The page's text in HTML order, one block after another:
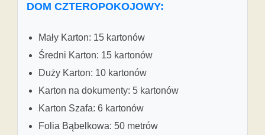
DOM CZTEROPOKOJOWY:
Mały Karton: 15 kartonów
Średni Karton: 15 kartonów
Duży Karton: 10 kartonów
Karton na dokumenty: 5 kartonów
Karton Szafa: 6 kartonów
Folia Bąbelkowa: 50 metrów